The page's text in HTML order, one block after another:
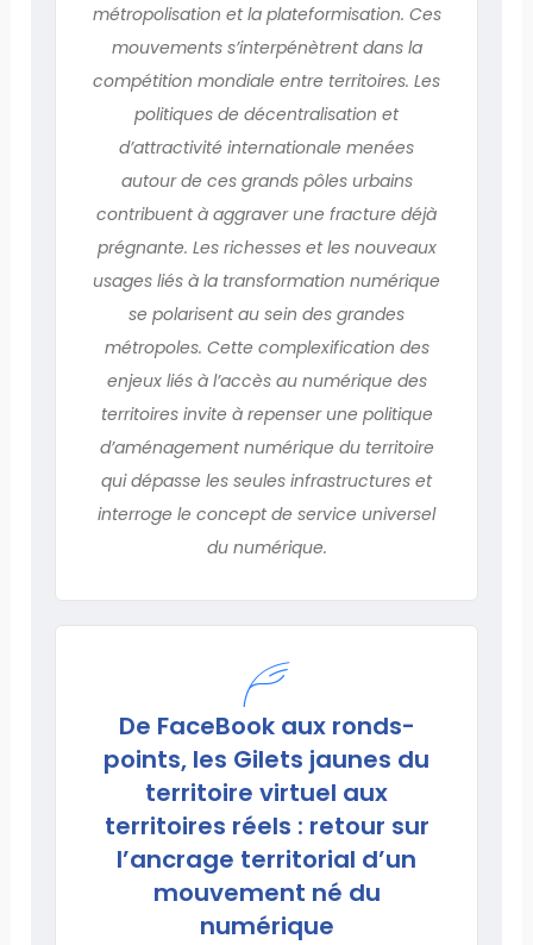
métropolisation et la plateformisation. Ces
mouvements s’interpénètrent dans la
compétition mondiale entre territoires. Les
politiques de décentralisation et
d’attractivité internationale menées
autour de ces grands pôles urbains
contribuent à aggraver une fracture déjà
prégnante. Les richesses et les nouveaux
usages liés à la transformation numérique
se polarisent au sein des grandes
métropoles. Cette complexification des
enjeux liés à l’accès au numérique des
territoires invite à repenser une politique
d’aménagement numérique du territoire
qui dépasse les seules infrastructures et
interroge le concept de service universel
du numérique.
De FaceBook aux ronds-
points, les Gilets jaunes du
territoire virtuel aux
territoires réels : retour sur
l’ancrage territorial d’un
mouvement né du
numérique